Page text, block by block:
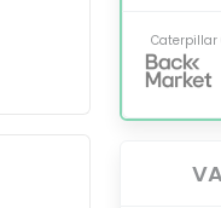
Caterpillar